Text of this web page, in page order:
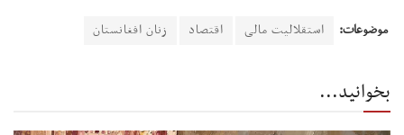
موضوعات: استقلالیت مالی اقتصاد زنان افغانستان
بخوانید...